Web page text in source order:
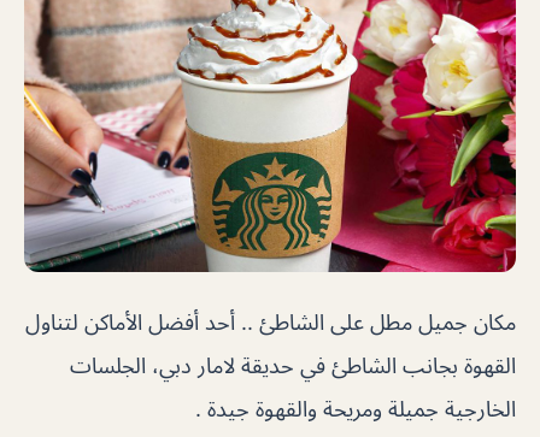
مكان جميل مطل على الشاطئ .. أحد أفضل الأماكن لتناول
القهوة بجانب الشاطئ في حديقة لامار دبي، الجلسات
الخارجية جميلة ومريحة والقهوة جيدة .